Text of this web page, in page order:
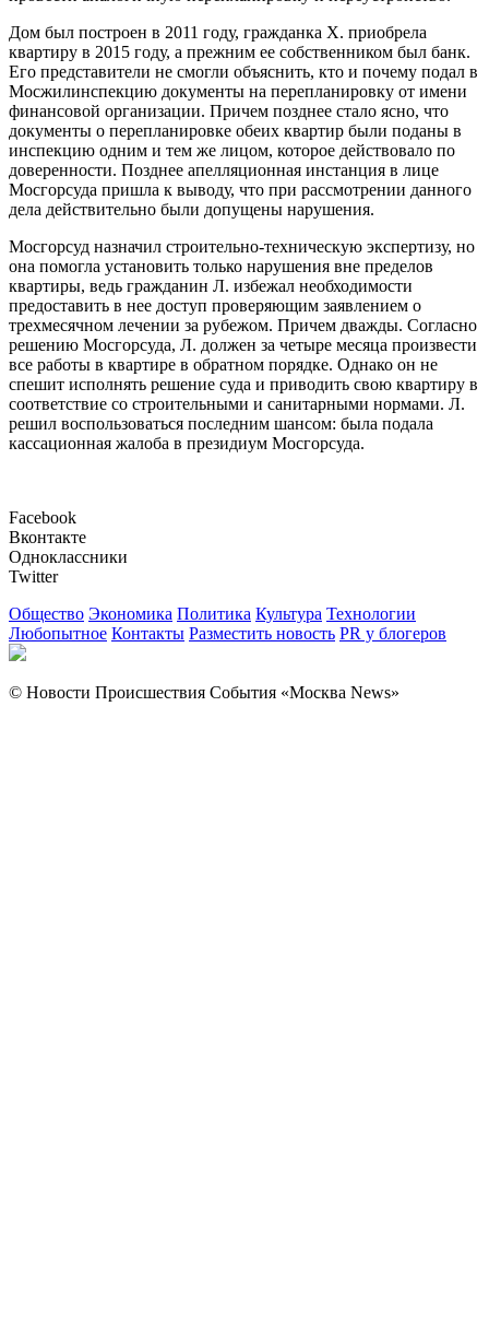
Дом был построен в 2011 году, гражданка Х. приобрела
квартиру в 2015 году, а прежним ее собственником был банк.
Его представители не смогли объяснить, кто и почему подал в
Мосжилинспекцию документы на перепланировку от имени
финансовой организации. Причем позднее стало ясно, что
документы о перепланировке обеих квартир были поданы в
инспекцию одним и тем же лицом, которое действовало по
доверенности. Позднее апелляционная инстанция в лице
Мосгорсуда пришла к выводу, что при рассмотрении данного
дела действительно были допущены нарушения.
Мосгорсуд назначил строительно-техническую экспертизу, но
она помогла установить только нарушения вне пределов
квартиры, ведь гражданин Л. избежал необходимости
предоставить в нее доступ проверяющим заявлением о
трехмесячном лечении за рубежом. Причем дважды. Согласно
решению Мосгорсуда, Л. должен за четыре месяца произвести
все работы в квартире в обратном порядке. Однако он не
спешит исполнять решение суда и приводить свою квартиру в
соответствие со строительными и санитарными нормами. Л.
решил воспользоваться последним шансом: была подала
кассационная жалоба в президиум Мосгорсуда.
Facebook
Вконтакте
Одноклассники
Twitter
Общество Экономика Политика Культура Технологии
Любопытное Контакты Разместить новость PR у блогеров
© Новости Происшествия События «Москва News»